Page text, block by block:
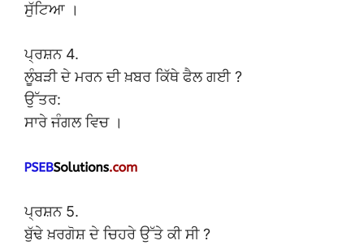
ਸੁੱਟਿਆ ।
ਪ੍ਰਸ਼ਨ 4.
ਲੂੰਬੜੀ ਦੇ ਮਰਨ ਦੀ ਖ਼ਬਰ ਕਿੱਥੇ ਫੈਲ ਗਈ ?
ਉੱਤਰ:
ਸਾਰੇ ਜੰਗਲ ਵਿਚ ।
ਪ੍ਰਸ਼ਨ 5.
ਬੁੱਢੇ ਖ਼ਰਗੋਸ਼ ਦੇ ਚਿਹਰੇ ਉੱਤੇ ਕੀ ਸੀ ?